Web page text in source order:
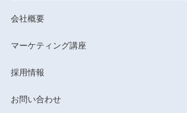
会社概要
マーケティング講座
採用情報
お問い合わせ